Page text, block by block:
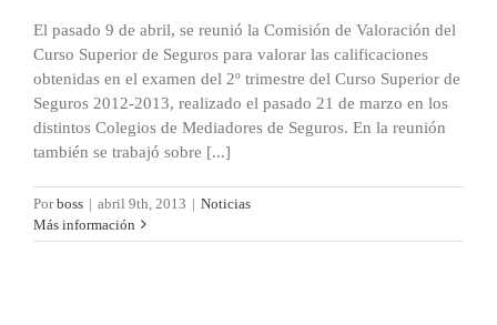
El pasado 9 de abril, se reunió la Comisión de Valoración del
Curso Superior de Seguros para valorar las calificaciones
obtenidas en el examen del 2º trimestre del Curso Superior de
Seguros 2012-2013, realizado el pasado 21 de marzo en los
distintos Colegios de Mediadores de Seguros. En la reunión
también se trabajó sobre [...]
Porboss | abril 9th, 2013 | Noticias
Más información